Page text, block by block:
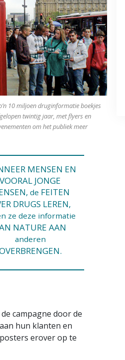
10 miljoen druginformatie boekjes
twintig jaar, met flyers en
om het publiek meer
MENSEN EN
VOORAL JONGE
de FEITEN
DRUGS LEREN,
ze deze informatie
NATURE AAN
anderen
campagne door de
hun klanten en
erover op te